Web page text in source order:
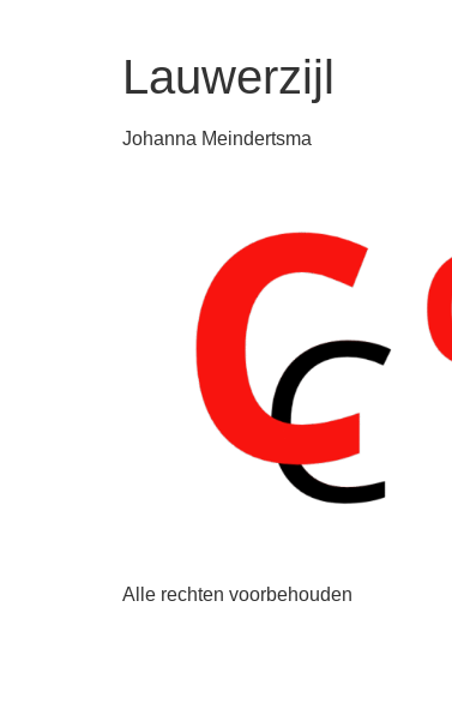
Lauwerzijl
Johanna Meindertsma
Alle rechten voorbehouden